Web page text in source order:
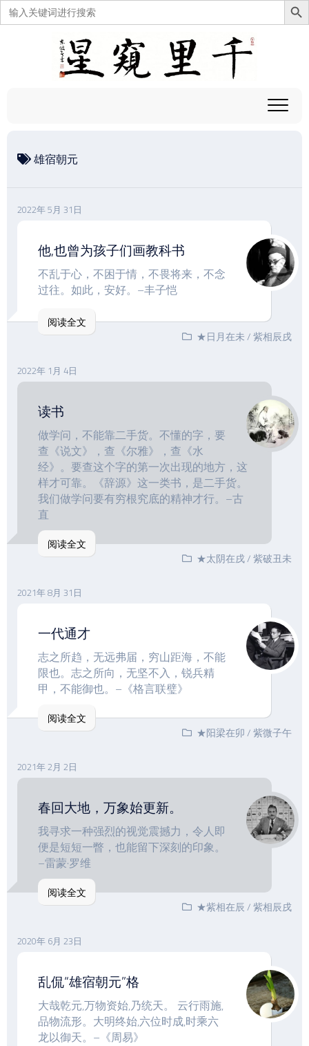
搜
索：
雄宿朝元
2022年 5月 31日
他,也曾为孩子们画教科书
不乱于心，不困于情，不畏将来，不念
过往。如此，安好。–丰子恺
阅读全文
★日月在未/紫相辰戌
2022年 1月 4日
读书
做学问，不能靠二手货。不懂的字，要
查《说文》，查《尔雅》，查《水
经》。要查这个字的第一次出现的地方，这
样才可靠。《辞源》这一类书，是二手货。
我们做学问要有穷根究底的精神才行。–古
直
阅读全文
★太阴在戌/紫破丑未
2021年 8月 31日
一代通才
志之所趋，无远弗届，穷山距海，不能
限也。志之所向，无坚不入，锐兵精
甲，不能御也。–《格言联璧》
阅读全文
★阳梁在卯/紫微子午
2021年 2月 2日
春回大地，万象始更新。
我寻求一种强烈的视觉震撼力，令人即
便是短短一瞥，也能留下深刻的印象。
–雷蒙·罗维
阅读全文
★紫相在辰/紫相辰戌
2020年 6月 23日
乱侃“雄宿朝元”格
大哉乾元,万物资始,乃统天。 云行雨施,
品物流形。大明终始,六位时成,时乘六
龙以御天。–《周易》